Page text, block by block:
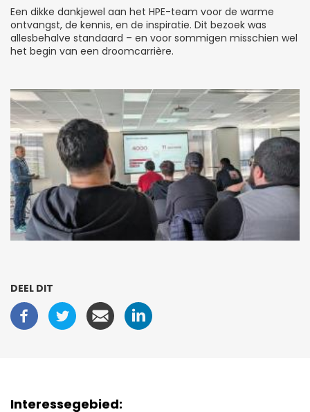
Een dikke dankjewel aan het HPE-team voor de warme
ontvangst, de kennis, en de inspiratie. Dit bezoek was
allesbehalve standaard – en voor sommigen misschien wel
het begin van een droomcarrière.
DEEL DIT
Interessegebied